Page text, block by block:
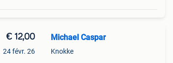
€ 12,00
24 févr. 26
Michael Caspar
Knokke